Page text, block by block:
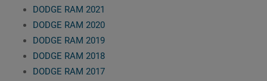
DODGE RAM 2021
DODGE RAM 2020
DODGE RAM 2019
DODGE RAM 2018
DODGE RAM 2017